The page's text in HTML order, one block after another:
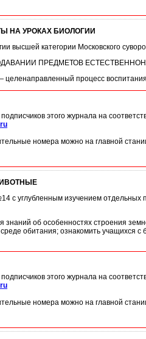
НА УРОКАХ БИОЛОГИИ
высшей категории Московского
ПРЕДМЕТОВ
процесс
этого журнала на
номера можно на главной
углубленным изучением отдельных
знаний об особенностях строения
обитания; ознакомить
этого журнала на
номера можно на главной